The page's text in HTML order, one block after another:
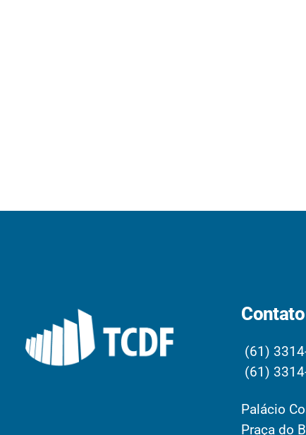
Contato
(61)
(61)
Palácio
Praça do